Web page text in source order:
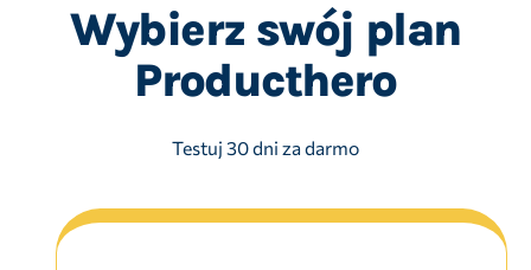
Wybierz swój plan
Producthero
Testuj 30 dni za darmo